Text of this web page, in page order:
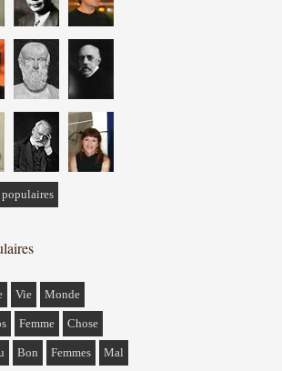
populaires
Vie Monde
Femme Chose
Bon Femmes Mal